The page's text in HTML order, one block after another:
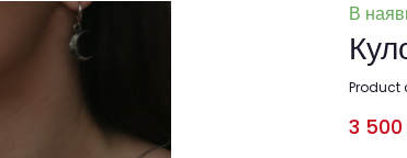
В
Product
3 500